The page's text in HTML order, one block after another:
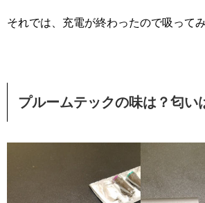
それでは、充電が終わったので吸ってみ
プルームテックの味は？匂い